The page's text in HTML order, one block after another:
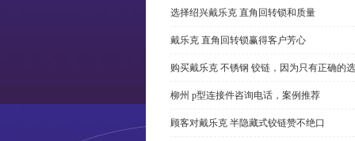
选择绍兴戴乐克 直角回转锁和质量
戴乐克 直角回转锁赢得客户芳心
购买戴乐克 不锈钢 铰链，因为只有正确的
柳州 p型连接件咨询电话，案例推荐
顾客对戴乐克 半隐藏式铰链赞不绝口